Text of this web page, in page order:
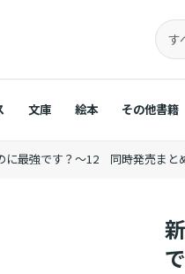
す
文庫 絵本 その他書籍
に最強です？～12 同時発売まと